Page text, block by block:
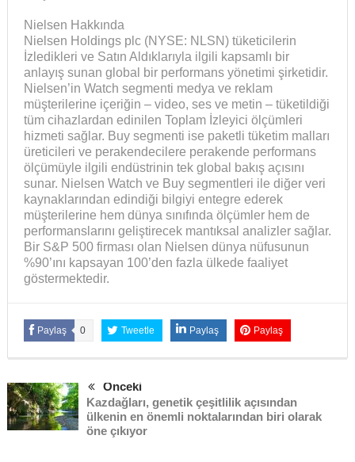
Nielsen Hakkında
Nielsen Holdings plc (NYSE: NLSN) tüketicilerin
İzledikleri ve Satın Aldıklarıyla ilgili kapsamlı bir
anlayış sunan global bir performans yönetimi şirketidir.
Nielsen’in Watch segmenti medya ve reklam
müşterilerine içeriğin – video, ses ve metin – tüketildiği
tüm cihazlardan edinilen Toplam İzleyici ölçümleri
hizmeti sağlar. Buy segmenti ise paketli tüketim malları
üreticileri ve perakendecilere perakende performans
ölçümüyle ilgili endüstrinin tek global bakış açısını
sunar. Nielsen Watch ve Buy segmentleri ile diğer veri
kaynaklarından edindiği bilgiyi entegre ederek
müşterilerine hem dünya sınıfında ölçümler hem de
performanslarını geliştirecek mantıksal analizler sağlar.
Bir S&P 500 firması olan Nielsen dünya nüfusunun
%90’ını kapsayan 100’den fazla ülkede faaliyet
göstermektedir.
Paylaş 0 Tweetle Paylaş Paylaş
Önceki
Kazdağları, genetik çeşitlilik açısından
ülkenin en önemli noktalarından biri olarak
öne çıkıyor